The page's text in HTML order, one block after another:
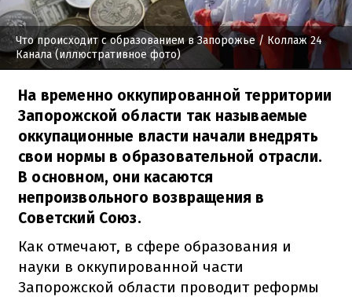
Что происходит с образованием в Запорожье/ Коллаж 24
Канала (иллюстративное фото)
На временно оккупированной территории
Запорожской области так называемые
оккупационные власти начали внедрять
свои нормы в образовательной отрасли.
В основном, они касаются
непроизвольного возвращения в
Советский Союз.
Как отмечают, в сфере образования и
науки в оккупированной части
Запорожской области проводит реформы